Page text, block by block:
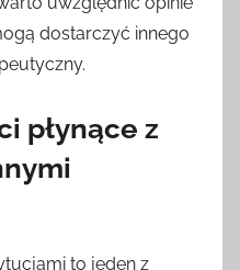
dostarczyć innego
płynące z
to jeden z